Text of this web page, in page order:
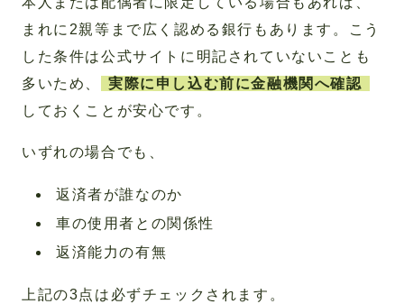
まれに2親等まで広く認める銀行もあります。こう
した条件は公式サイトに明記されていないことも
多いため、
実際に申し込む前に金融機関へ確認
しておくことが安心です。
いずれの場合でも、
返済者が誰なのか
車の使用者との関係性
返済能力の有無
上記の3点は必ずチェックされます。